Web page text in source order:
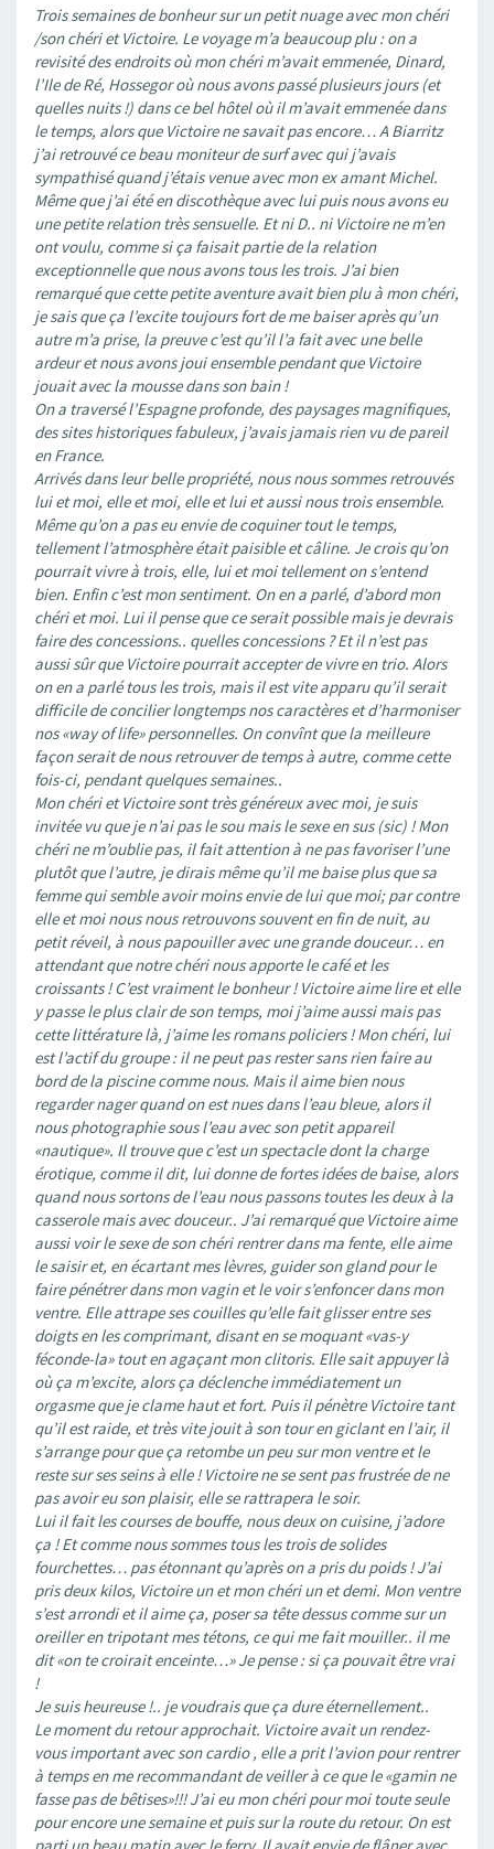
Trois semaines de bonheur sur un petit nuage avec mon chéri
/son chéri et Victoire. Le voyage m’a beaucoup plu : on a
revisité des endroits où mon chéri m’avait emmenée, Dinard,
l’Ile de Ré, Hossegor où nous avons passé plusieurs jours (et
quelles nuits !) dans ce bel hôtel où il m’avait emmenée dans
le temps, alors que Victoire ne savait pas encore… A Biarritz
j’ai retrouvé ce beau moniteur de surf avec qui j’avais
sympathisé quand j’étais venue avec mon ex amant Michel.
Même que j’ai été en discothèque avec lui puis nous avons eu
une petite relation très sensuelle. Et ni D.. ni Victoire ne m’en
ont voulu, comme si ça faisait partie de la relation
exceptionnelle que nous avons tous les trois. J’ai bien
remarqué que cette petite aventure avait bien plu à mon chéri,
je sais que ça l’excite toujours fort de me baiser après qu’un
autre m’a prise, la preuve c’est qu’il l’a fait avec une belle
ardeur et nous avons joui ensemble pendant que Victoire
jouait avec la mousse dans son bain !
On a traversé l’Espagne profonde, des paysages magnifiques,
des sites historiques fabuleux, j’avais jamais rien vu de pareil
en France.
Arrivés dans leur belle propriété, nous nous sommes retrouvés
lui et moi, elle et moi, elle et lui et aussi nous trois ensemble.
Même qu’on a pas eu envie de coquiner tout le temps,
tellement l’atmosphère était paisible et câline. Je crois qu’on
pourrait vivre à trois, elle, lui et moi tellement on s’entend
bien. Enfin c’est mon sentiment. On en a parlé, d’abord mon
chéri et moi. Lui il pense que ce serait possible mais je devrais
faire des concessions.. quelles concessions ? Et il n’est pas
aussi sûr que Victoire pourrait accepter de vivre en trio. Alors
on en a parlé tous les trois, mais il est vite apparu qu’il serait
difficile de concilier longtemps nos caractères et d’harmoniser
nos «way of life» personnelles. On convînt que la meilleure
façon serait de nous retrouver de temps à autre, comme cette
fois-ci, pendant quelques semaines..
Mon chéri et Victoire sont très généreux avec moi, je suis
invitée vu que je n’ai pas le sou mais le sexe en sus (sic) ! Mon
chéri ne m’oublie pas, il fait attention à ne pas favoriser l’une
plutôt que l’autre, je dirais même qu’il me baise plus que sa
femme qui semble avoir moins envie de lui que moi; par contre
elle et moi nous nous retrouvons souvent en fin de nuit, au
petit réveil, à nous papouiller avec une grande douceur… en
attendant que notre chéri nous apporte le café et les
croissants ! C’est vraiment le bonheur ! Victoire aime lire et elle
y passe le plus clair de son temps, moi j’aime aussi mais pas
cette littérature là, j’aime les romans policiers ! Mon chéri, lui
est l’actif du groupe : il ne peut pas rester sans rien faire au
bord de la piscine comme nous. Mais il aime bien nous
regarder nager quand on est nues dans l’eau bleue, alors il
nous photographie sous l’eau avec son petit appareil
«nautique». Il trouve que c’est un spectacle dont la charge
érotique, comme il dit, lui donne de fortes idées de baise, alors
quand nous sortons de l’eau nous passons toutes les deux à la
casserole mais avec douceur.. J’ai remarqué que Victoire aime
aussi voir le sexe de son chéri rentrer dans ma fente, elle aime
le saisir et, en écartant mes lèvres, guider son gland pour le
faire pénétrer dans mon vagin et le voir s’enfoncer dans mon
ventre. Elle attrape ses couilles qu’elle fait glisser entre ses
doigts en les comprimant, disant en se moquant «vas-y
féconde-la» tout en agaçant mon clitoris. Elle sait appuyer là
où ça m’excite, alors ça déclenche immédiatement un
orgasme que je clame haut et fort. Puis il pénètre Victoire tant
qu’il est raide, et très vite jouit à son tour en giclant en l’air, il
s’arrange pour que ça retombe un peu sur mon ventre et le
reste sur ses seins à elle ! Victoire ne se sent pas frustrée de ne
pas avoir eu son plaisir, elle se rattrapera le soir.
Lui il fait les courses de bouffe, nous deux on cuisine, j’adore
ça ! Et comme nous sommes tous les trois de solides
fourchettes… pas étonnant qu’après on a pris du poids ! J’ai
pris deux kilos, Victoire un et mon chéri un et demi. Mon ventre
s’est arrondi et il aime ça, poser sa tête dessus comme sur un
oreiller en tripotant mes tétons, ce qui me fait mouiller.. il me
dit «on te croirait enceinte…» Je pense : si ça pouvait être vrai
!
Je suis heureuse !.. je voudrais que ça dure éternellement..
Le moment du retour approchait. Victoire avait un rendez-
vous important avec son cardio , elle a prit l’avion pour rentrer
à temps en me recommandant de veiller à ce que le «gamin ne
fasse pas de bêtises»!!! J’ai eu mon chéri pour moi toute seule
pour encore une semaine et puis sur la route du retour. On est
parti un beau matin avec le ferry. Il avait envie de flâner avec